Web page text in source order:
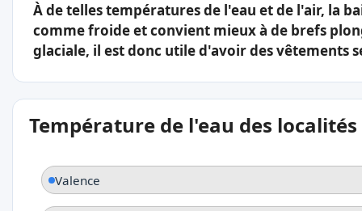
À de telles températures de l'eau et de l'air, la
comme froide et convient mieux à de brefs
glaciale, il est donc utile d'avoir des vêtements
Température de l'eau des
Valence